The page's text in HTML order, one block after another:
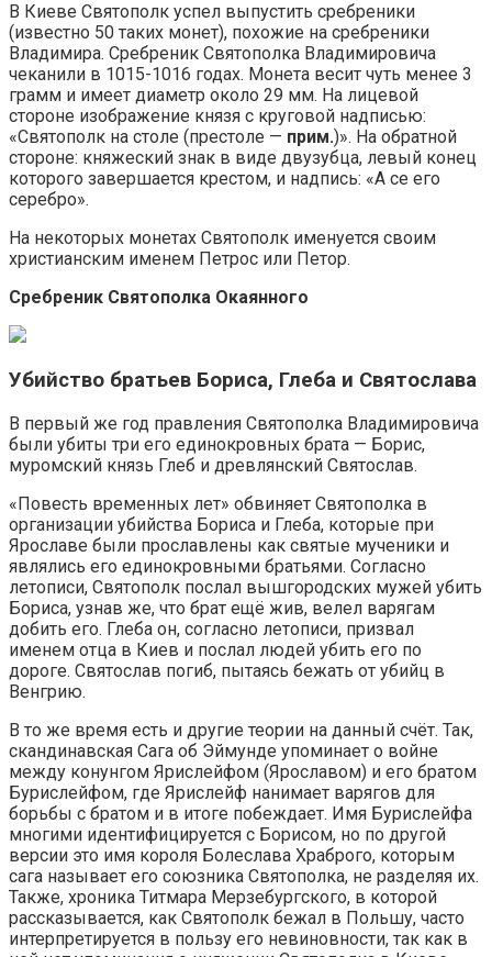
В Киеве Святополк успел выпустить сребреники
(известно 50 таких монет), похожие на сребреники
Владимира. Сребреник Святополка Владимировича
чеканили в 1015-1016 годах. Монета весит чуть менее 3
грамм и имеет диаметр около 29 мм. На лицевой
стороне изображение князя с круговой надписью:
«Святополк на столе (престоле — прим.)». На обратной
стороне: княжеский знак в виде двузубца, левый конец
которого завершается крестом, и надпись: «А се его
серебро».
На некоторых монетах Святополк именуется своим
христианским именем Петрос или Петор.
Сребреник Святополка Окаянного
Убийство братьев Бориса, Глеба и Святослава
В первый же год правления Святополка Владимировича
были убиты три его единокровных брата — Борис,
муромский князь Глеб и древлянский Святослав.
«Повесть временных лет» обвиняет Святополка в
организации убийства Бориса и Глеба, которые при
Ярославе были прославлены как святые мученики и
являлись его единокровными братьями. Согласно
летописи, Святополк послал вышгородских мужей убить
Бориса, узнав же, что брат ещё жив, велел варягам
добить его. Глеба он, согласно летописи, призвал
именем отца в Киев и послал людей убить его по
дороге. Святослав погиб, пытаясь бежать от убийц в
Венгрию.
В то же время есть и другие теории на данный счёт. Так,
скандинавская Сага об Эймунде упоминает о войне
между конунгом Ярислейфом (Ярославом) и его братом
Бурислейфом, где Ярислейф нанимает варягов для
борьбы с братом и в итоге побеждает. Имя Бурислейфа
многими идентифицируется с Борисом, но по другой
версии это имя короля Болеслава Храброго, которым
сага называет его союзника Святополка, не разделяя их.
Также, хроника Титмара Мерзебургского, в которой
рассказывается, как Святополк бежал в Польшу, часто
интерпретируется в пользу его невиновности, так как в